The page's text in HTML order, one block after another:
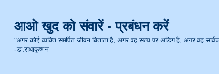
आओ खुद को संवारें - प्रबंधन करें
"अगर कोई व्यक्ति समर्पित जीवन बिताता है, अगर वह सत्य पर अडिग है, अगर वह
-डा.राधाकृष्णन